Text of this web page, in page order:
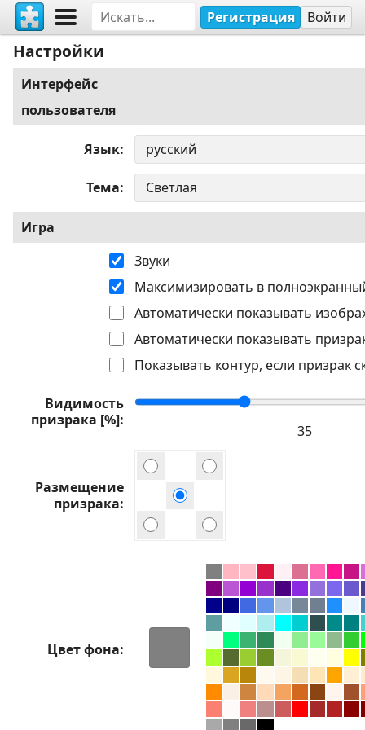
Регистрация Войти
Настройки
Интерфейс
пользователя
Язык
Тема
Игра
Звуки
Максимизировать в
Автоматически показывать
Автоматически показывать
Показывать контур, если призрак
Видимость
призрака [%]
Размещение
призрака
Цвет фона